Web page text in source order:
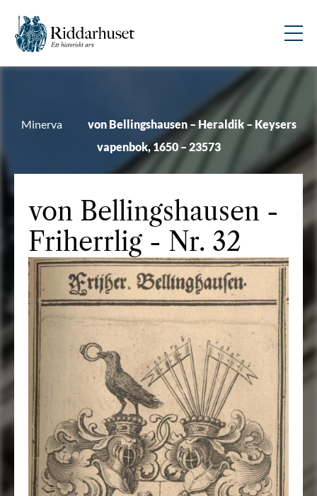
Minerva
von Bellingshausen – Heraldik – Keysers
vapenbok, 1650 – 23573
von Bellingshausen -
Friherrlig - Nr. 32